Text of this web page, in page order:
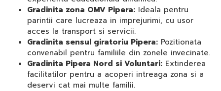
Gradinita zona OMV Pipera: Ideala pentru
parintii care lucreaza in imprejurimi, cu usor
acces la transport si servicii.
Gradinita sensul giratoriu Pipera: Pozitionata
convenabil pentru familiile din zonele invecinate.
Gradinita Pipera Nord si Voluntari: Extinderea
facilitatilor pentru a acoperi intreaga zona si a
deservi cat mai multe familii.